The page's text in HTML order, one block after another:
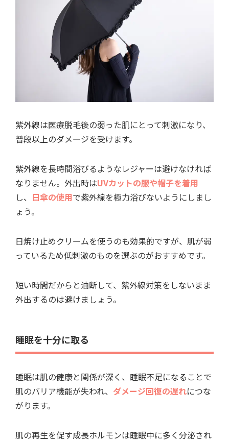
紫外線は医療脱毛後の弱った肌にとって刺激になり、
普段以上のダメージを受けます。
紫外線を長時間浴びるようなレジャーは避けなければ
なりません。外出時はUVカットの服や帽子を着用
し、 日傘の使用で紫外線を極力浴びないようにしまし
ょう。
日焼け止めクリームを使うのも効果的ですが、肌が弱
っているため低刺激のものを選ぶのがおすすめです。
短い時間だからと油断して、紫外線対策をしないまま
外出するのは避けましょう。
睡眠を十分に取る
睡眠は肌の健康と関係が深く、睡眠不足になることで
肌のバリア機能が失われ、 ダメージ回復の遅れにつな
がります。
肌の再生を促す成長ホルモンは睡眠中に多く分泌され